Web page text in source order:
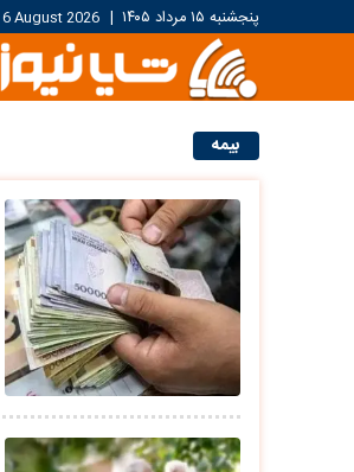
پنجشنبه ۱۵ مرداد ۱۴۰۵ |
6 August 2026
بیمه